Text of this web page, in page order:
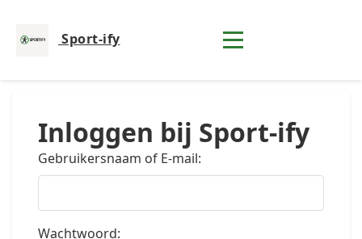
Sport-ify
Inloggen bij Sport-ify
Gebruikersnaam of E-mail:
Wachtwoord: